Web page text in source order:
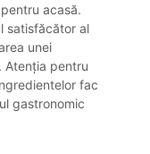
acasă.
satisfăcător al
unei
Atenția pentru
fac
gastronomic